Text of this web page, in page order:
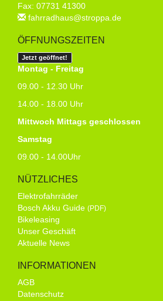
Fax: 07731 41300
fahrradhaus@stroppa.de
ÖFFNUNGSZEITEN
Jetzt geöffnet!
Montag - Freitag
09.00 - 12.30 Uhr
14.00 - 18.00 Uhr
Mittwoch Mittags geschlossen
Samstag
09.00 - 14.00Uhr
NÜTZLICHES
Elektrofahrräder
Bosch Akku Guide (PDF)
Bikeleasing
Unser Geschäft
Aktuelle News
INFORMATIONEN
AGB
Datenschutz